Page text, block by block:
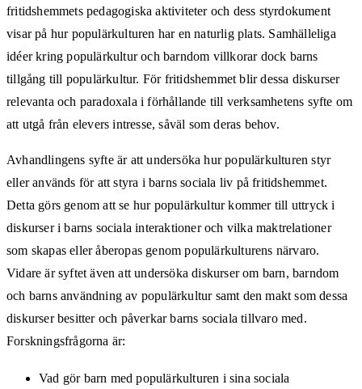
fritidshemmets pedagogiska aktiviteter och dess styrdokument
visar på hur populärkulturen har en naturlig plats. Samhälleliga
idéer kring populärkultur och barndom villkorar dock barns
tillgång till populärkultur. För fritidshemmet blir dessa diskurser
relevanta och paradoxala i förhållande till verksamhetens syfte om
att utgå från elevers intresse, såväl som deras behov.
Avhandlingens syfte är att undersöka hur populärkulturen styr
eller används för att styra i barns sociala liv på fritidshemmet.
Detta görs genom att se hur populärkultur kommer till uttryck i
diskurser i barns sociala interaktioner och vilka maktrelationer
som skapas eller åberopas genom populärkulturens närvaro.
Vidare är syftet även att undersöka diskurser om barn, barndom
och barns användning av populärkultur samt den makt som dessa
diskurser besitter och påverkar barns sociala tillvaro med.
Forskningsfrågorna är:
Vad gör barn med populärkulturen i sina sociala